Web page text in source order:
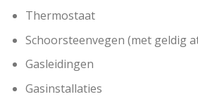
Thermostaat
Schoorsteenvegen (met geldig
Gasleidingen
Gasinstallaties